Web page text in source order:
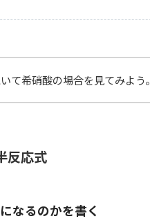
て希硝酸の場合を見てみよう。
反応式
なるのかを書く